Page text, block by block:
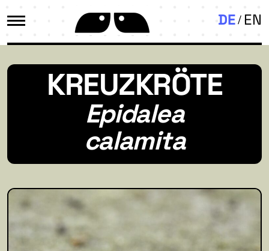
DE EN
KREUZKRÖTE
Epidalea
calamita